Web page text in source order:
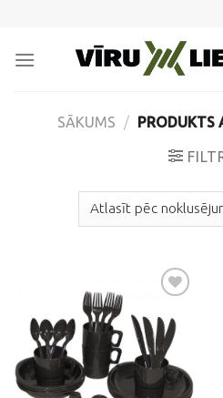
content
SĀKUMS / PRODUKTS
Pievienot
vēlmju
sarakstam